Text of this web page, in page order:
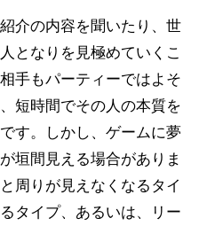
介の内容を聞いたり、世
となりを見極めていくこ
手もパーティーではよそ
短時間でその人の本質を
す。しかし、ゲームに夢
垣間見える場合がありま
周りが見えなくなるタイ
タイプ、あるいは、リー